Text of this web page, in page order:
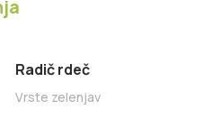
Radič rdeč
Vrste zelenjav